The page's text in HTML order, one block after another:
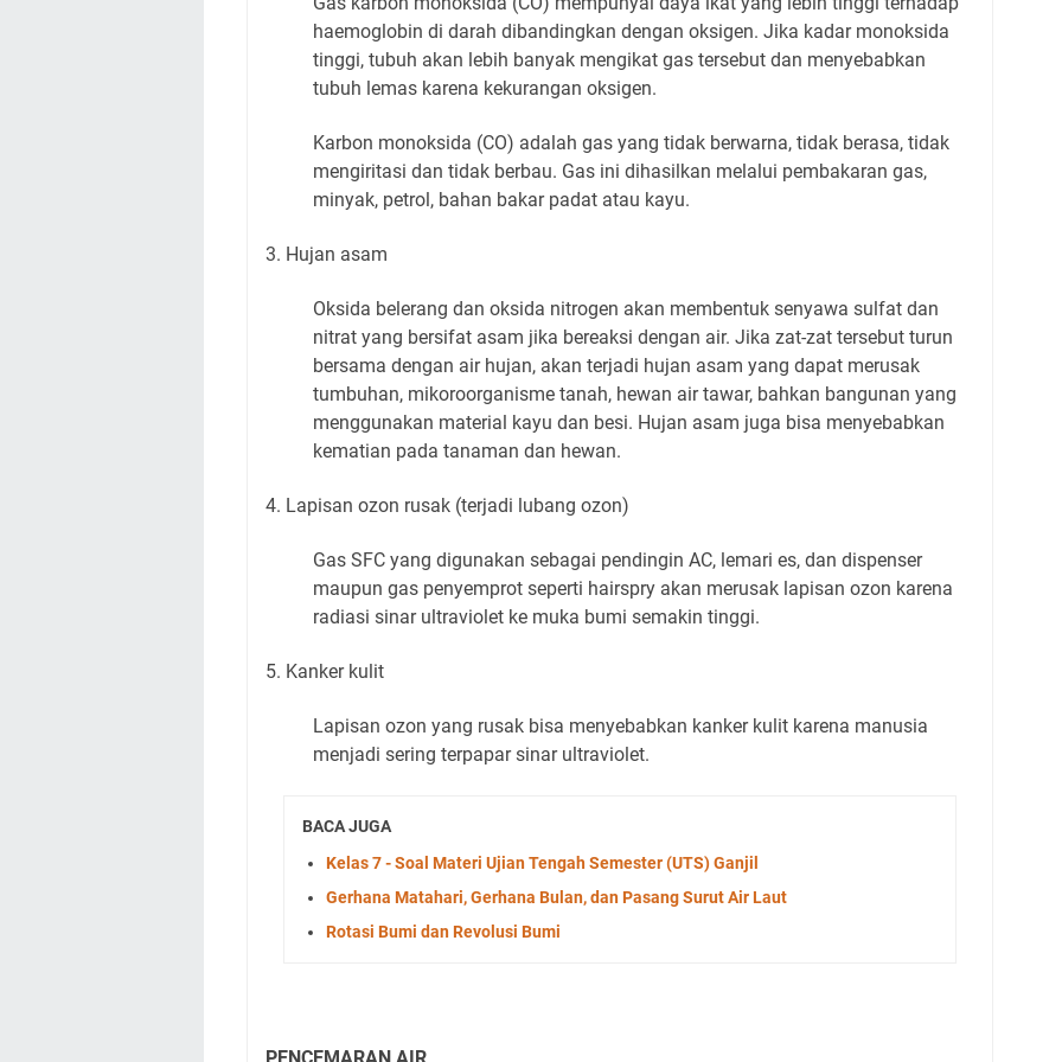
haemoglobin di darah dibandingkan dengan oksigen. Jika kadar monoksida
tinggi, tubuh akan lebih banyak mengikat gas tersebut dan menyebabkan
tubuh lemas karena kekurangan oksigen.
Karbon monoksida (CO) adalah gas yang tidak berwarna, tidak berasa, tidak
mengiritasi dan tidak berbau. Gas ini dihasilkan melalui pembakaran gas,
minyak, petrol, bahan bakar padat atau kayu.
3. Hujan asam
Oksida belerang dan oksida nitrogen akan membentuk senyawa sulfat dan
nitrat yang bersifat asam jika bereaksi dengan air. Jika zat-zat tersebut turun
bersama dengan air hujan, akan terjadi hujan asam yang dapat merusak
tumbuhan, mikoroorganisme tanah, hewan air tawar, bahkan bangunan yang
menggunakan material kayu dan besi. Hujan asam juga bisa menyebabkan
kematian pada tanaman dan hewan.
4. Lapisan ozon rusak (terjadi lubang ozon)
Gas SFC yang digunakan sebagai pendingin AC, lemari es, dan dispenser
maupun gas penyemprot seperti hairspry akan merusak lapisan ozon karena
radiasi sinar ultraviolet ke muka bumi semakin tinggi.
5. Kanker kulit
Lapisan ozon yang rusak bisa menyebabkan kanker kulit karena manusia
menjadi sering terpapar sinar ultraviolet.
BACA JUGA
Kelas 7 - Soal Materi Ujian Tengah Semester (UTS) Ganjil
Gerhana Matahari, Gerhana Bulan, dan Pasang Surut Air Laut
Rotasi Bumi dan Revolusi Bumi
PENCEMARAN AIR